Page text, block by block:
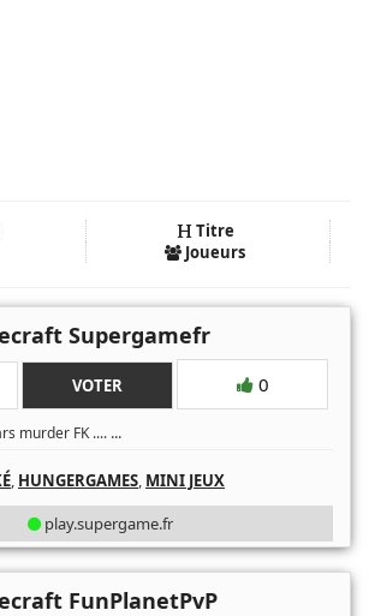
Titre
Joueurs
Supergamefr
VOTER 0
murder FK .... ...
, HUNGERGAMES, MINI JEUX
play.supergame.fr
FunPlanetPvP